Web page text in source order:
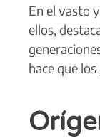
En el vasto
ellos,
hace que